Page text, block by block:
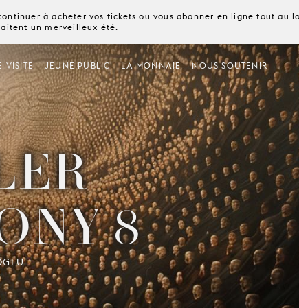
à acheter vos tickets ou vous abonner en ligne tout au
un merveilleux été.
VISITE JEUNE PUBLIC LA MONNAIE NOUS SOUTENIR
8